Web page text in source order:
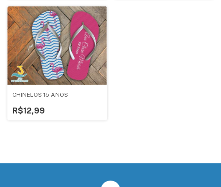
CHINELOS 15 ANOS
R$12,99